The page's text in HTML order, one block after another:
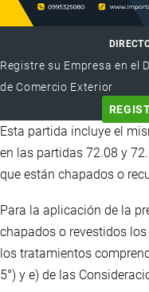
Registre su Empresa en el
de Comercio Exterior
Esta partida incluye el
en las partidas 72.08 y
que están chapados o
Para la aplicación de la
chapados o revestidos
los tratamientos
5°) y e) de las